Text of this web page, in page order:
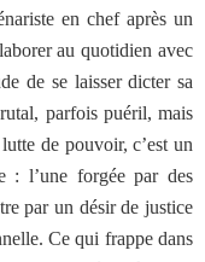
en chef après un
au quotidien avec
de se laisser dicter sa
parfois puéril, mais
de pouvoir, c’est un
: l’une forgée par des
par un désir de justice
Ce qui frappe dans